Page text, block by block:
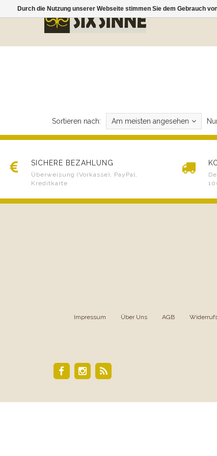
Sortieren nach: Am meisten angesehen
SICHERE BEZAHLUNG
Überweisung (Vorkasse), PayPal,
Kreditkarte
Impressum Über Uns AGB
Durch die Nutzung unserer Webseite stimmen Sie dem Gebrauch